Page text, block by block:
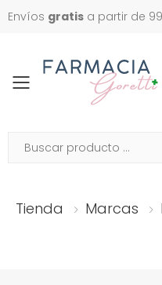
Envíos gratis a partir de
Toggle
Tienda Marcas